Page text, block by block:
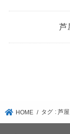
芦
HOME タグ : 芦